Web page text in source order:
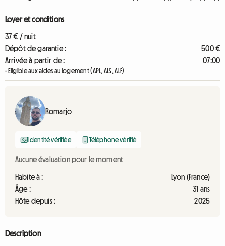
Loyer et conditions
37 € / nuit
Dépôt de garantie :
500 €
Arrivée à partir de :
07:00
- Eligible aux aides au logement (APL, ALS, ALF)
Romarjo
Identité vérifiée Téléphone vérifié
Aucune évaluation pour le moment
Habite à :
Lyon (France)
Âge :
31 ans
Hôte depuis :
2025
Description